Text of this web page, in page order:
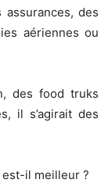
assurances, des
aériennes ou
des food truks
il s’agirait des
il meilleur ?